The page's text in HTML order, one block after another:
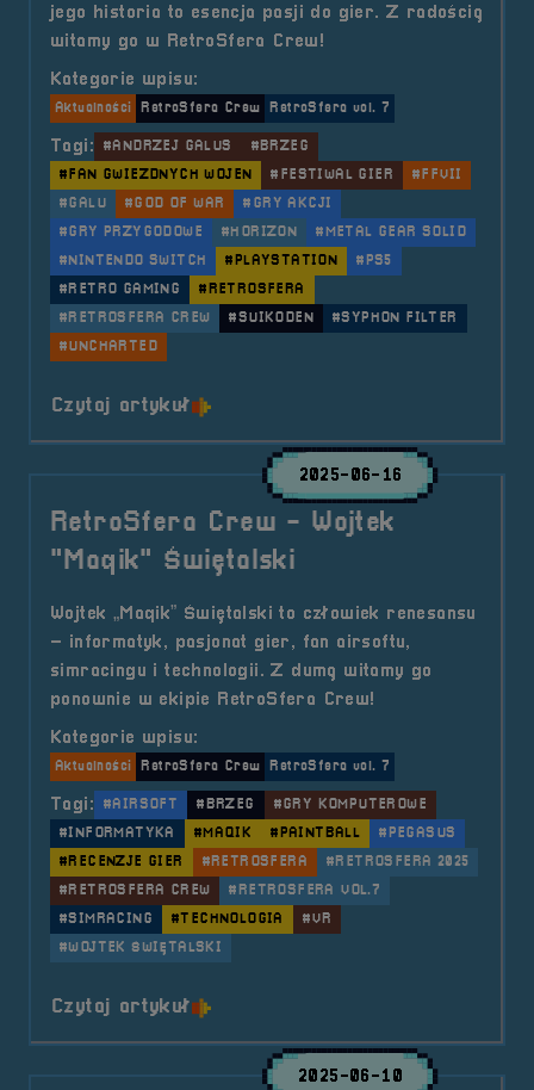
jego historia to esencja pasji do gier. Z radością
witamy go w RetroSfera Crew!
Kategorie wpisu:
Aktualności RetroSfera Crew RetroSfera vol. 7
Tagi: #ANDRZEJ GALUS
#BRZEG
#FAN GWIEZDNYCH WOJEN
#FESTIWAL GIER
#FFVII
#GALU
#GOD OF WAR
#GRY AKCJI
#GRY PRZYGODOWE
#HORIZON
#METAL GEAR SOLID
#NINTENDO SWITCH
#PLAYSTATION
#PS5
#RETRO GAMING
#RETROSFERA
#RETROSFERA CREW
#SUIKODEN
#SYPHON FILTER
#UNCHARTED
Czytaj artykuło tytule RetroSfera Crew &#8211;
2025-06-16
RetroSfera Crew - Wojtek
"Maqik" Świętalski
Wojtek „Maqik” Świętalski to człowiek renesansu
– informatyk, pasjonat gier, fan airsoftu,
simracingu i technologii. Z dumą witamy go
ponownie w ekipie RetroSfera Crew!
Kategorie wpisu:
Aktualności RetroSfera Crew RetroSfera vol. 7
Tagi: #AIRSOFT #BRZEG
#GRY KOMPUTEROWE
#INFORMATYKA
#MAQIK #PAINTBALL
#PEGASUS
#RECENZJE GIER
#RETROSFERA
#RETROSFERA 2025
#RETROSFERA CREW
#RETROSFERA VOL.7
#SIMRACING
#TECHNOLOGIA
#VR
#WOJTEK ŚWIĘTALSKI
Czytaj artykuło tytule RetroSfera Crew
2025-06-10